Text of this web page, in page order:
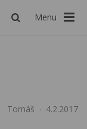
Menu
Tomáš 4.2.2017